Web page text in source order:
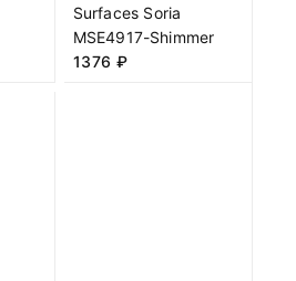
Surfaces Soria
MSE4917-Shimmer
1376 ₽